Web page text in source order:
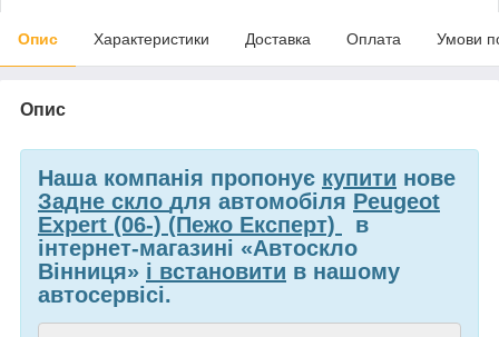
Опис Характеристики Доставка Оплата Умови
Опис
Наша компанія пропонує купити нове
Задне скло для автомобіля Peugeot
Expert (06-) (Пежо Експерт)
в
інтернет-магазині «Автоскло
Вінниця» і встановити в нашому
автосервісі.